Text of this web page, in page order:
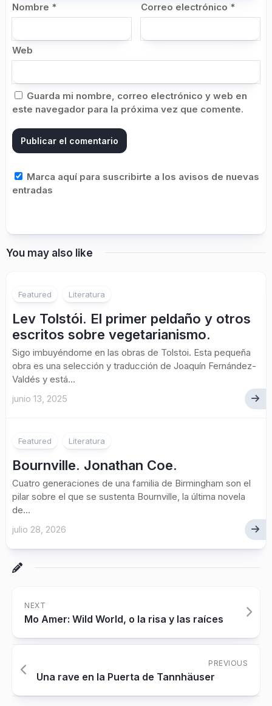
Nombre * Correo electrónico *
Web
Guarda mi nombre, correo electrónico y web en
este navegador para la próxima vez que comente.
Marca aquí para suscribirte a los avisos de nuevas
entradas
You may also like
Featured Literatura
Lev Tolstói. El primer peldaño y otros
escritos sobre vegetarianismo.
Sigo imbuyéndome en las obras de Tolstoi. Esta pequeña
obra es una selección y traducción de Joaquín Fernández-
Valdés y está...
junio 13, 2025
Featured Literatura
Bournville. Jonathan Coe.
Cuatro generaciones de una familia de Birmingham son el
pilar sobre el que se sustenta Bournville, la última novela
de...
julio 28, 2026
NEXT
Mo Amer: Wild World, o la risa y las raíces
PREVIOUS
Una rave en la Puerta de Tannhäuser